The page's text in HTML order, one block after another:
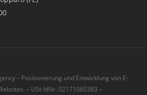
– Positionierung und Entwicklung von E-
– USt-IdNr. 02171060383 –